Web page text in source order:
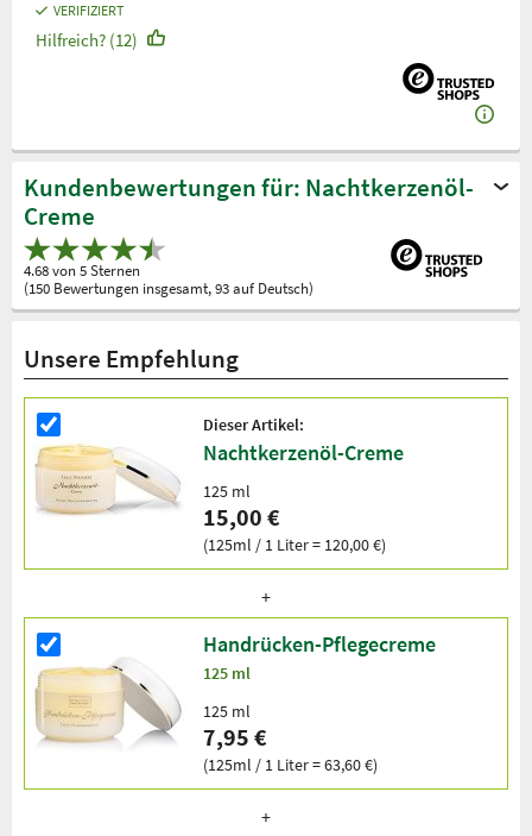
VERIFIZIERT
Hilfreich? (12)
Kundenbewertungen für: Nachtkerzenöl-
Creme
4.68 von 5 Sternen
(150 Bewertungen insgesamt, 93 auf Deutsch)
Unsere Empfehlung
Dieser Artikel:
Nachtkerzenöl-Creme
125 ml
15,00 €
(125ml / 1 Liter = 120,00 €)
Handrücken-Pflegecreme
125 ml
125 ml
7,95 €
(125ml / 1 Liter = 63,60 €)